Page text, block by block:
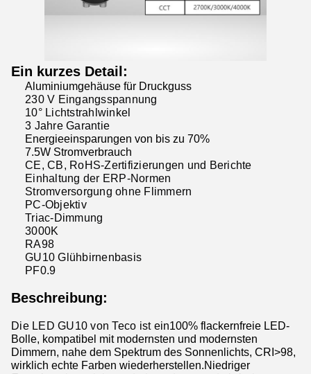
Ein kurzes Detail :
Aluminiumgehäuse für Druckguss
230 V Eingangsspannung
10° Lichtstrahlwinkel
3 Jahre Garantie
Energieeinsparungen von bis zu 70%
7.5W Stromverbrauch
CE, CB, RoHS-Zertifizierungen und Berichte
Einhaltung der ERP-Normen
Stromversorgung ohne Flimmern
PC-Objektiv
Triac-Dimmung
3000K
RA98
GU10 Glühbirnenbasis
PF0.9
Beschreibung:
Die LED GU10 von Teco ist ein100% flackernfreie LED-
Bolle, kompatibel mit modernsten und modernsten
Dimmern, nahe dem Spektrum des Sonnenlichts, CRI>98,
wirklich echte Farben wiederherstellen.Niedriger